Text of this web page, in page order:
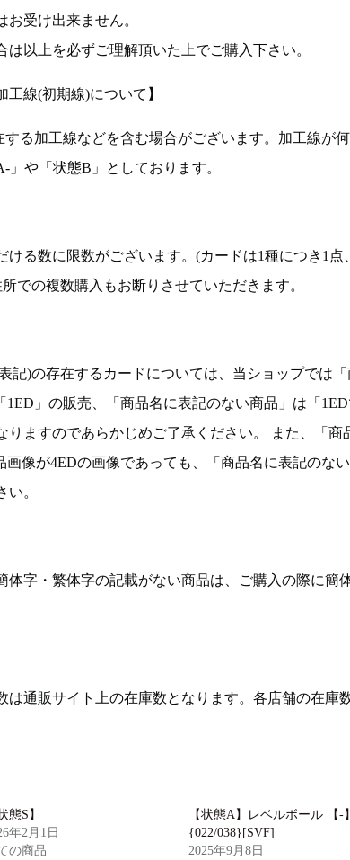
受け出来ません。
以上を必ずご理解頂いた上でご購入下さい。
工線(初期線)について】
る加工線などを含む場合がございます。加工線が何
や「状態B」としております。
ける数に限数がございます。(カードは1種につき1点
での複数購入もお断りさせていただきます。
記)の存在するカードについては、当ショップでは「
」の販売、「商品名に表記のない商品」は「
りますのであらかじめご了承ください。 また、「商
画像が4EDの画像であっても、「商品名に表記のない
。
体字・繁体字の記載がない商品は、ご購入の際に簡
は通販サイト上の在庫数となります。各店舗の在庫
態S】
年2月1日
の商品
【状態A】レベルボール 【-】
{022/038}[SVF]
2025年9月8日